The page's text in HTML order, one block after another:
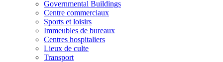
Governmental Buildings
Centre commerciaux
Sports et loisirs
Immeubles de bureaux
Centres hospitaliers
Lieux de culte
Transport